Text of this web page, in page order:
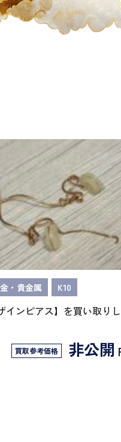
金・貴金属 K10
インピアス】を買い取りし
買取参考価格 非公開